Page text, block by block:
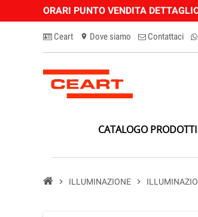
ORARI PUNTO VENDITA
Ceart location_on Dove siamo Contattaci
CATALOGO PRODOTTI
chevron_right ILLUMINAZIONE chevron_right